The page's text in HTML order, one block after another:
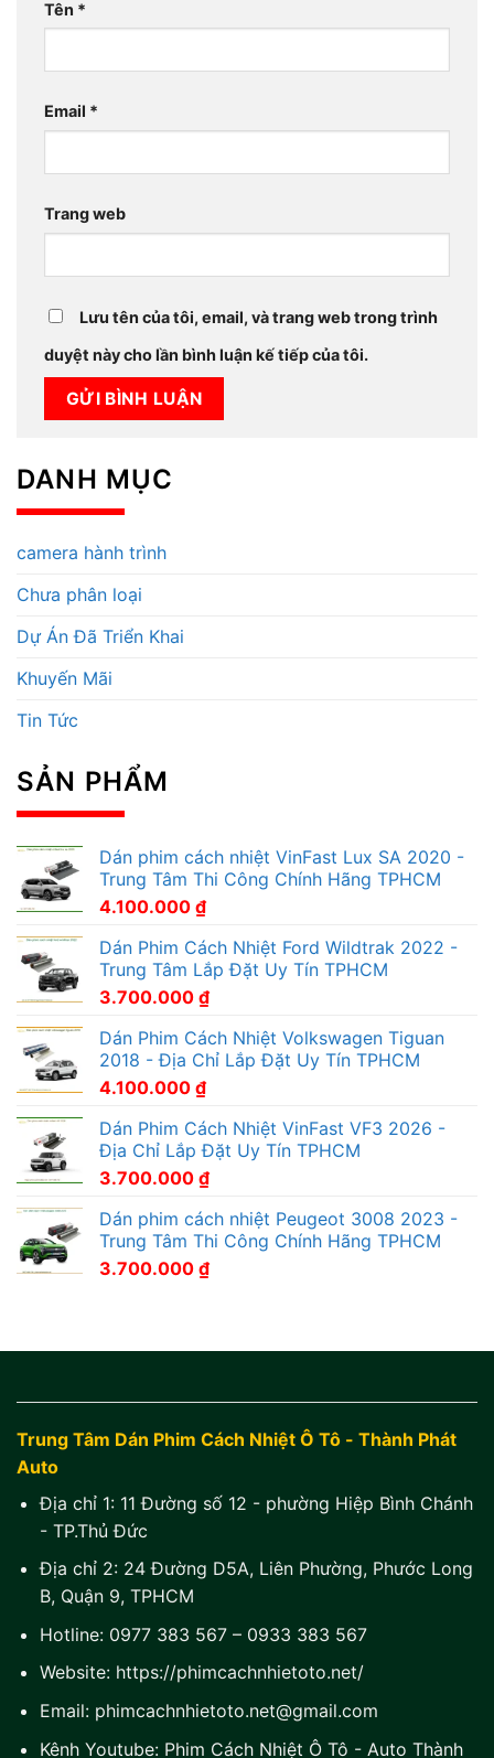
Tên *
Email *
Trang web
Lưu tên của tôi, email, và trang web trong trình
duyệt này cho lần bình luận kế tiếp của tôi.
DANH MỤC
camera hành trình
Chưa phân loại
Dự Án Đã Triển Khai
Khuyến Mãi
Tin Tức
SẢN PHẨM
Dán phim cách nhiệt VinFast Lux SA 2020 -
Trung Tâm Thi Công Chính Hãng TPHCM
4.100.000 ₫
Dán Phim Cách Nhiệt Ford Wildtrak 2022 -
Trung Tâm Lắp Đặt Uy Tín TPHCM
3.700.000 ₫
Dán Phim Cách Nhiệt Volkswagen Tiguan
2018 - Địa Chỉ Lắp Đặt Uy Tín TPHCM
4.100.000 ₫
Dán Phim Cách Nhiệt VinFast VF3 2026 -
Địa Chỉ Lắp Đặt Uy Tín TPHCM
3.700.000 ₫
Dán phim cách nhiệt Peugeot 3008 2023 -
Trung Tâm Thi Công Chính Hãng TPHCM
3.700.000 ₫
Trung Tâm Dán Phim Cách Nhiệt Ô Tô - Thành Phát
Auto
Địa chỉ 1: 11 Đường số 12 - phường Hiệp Bình Chánh
- TP.Thủ Đức
Địa chỉ 2: 24 Đường D5A, Liên Phường, Phước Long
B, Quận 9, TPHCM
Hotline: 0977 383 567– 0933 383 567
Website: https://phimcachnhietoto.net/
Email: phimcachnhietoto.net@gmail.com
Kênh Youtube: Phim Cách Nhiệt Ô Tô - Auto Thành